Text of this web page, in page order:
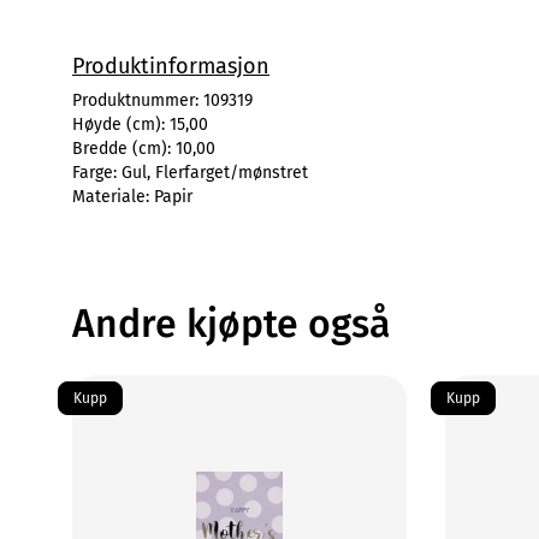
Produktinformasjon
Produktnummer: 109319
Høyde (cm): 15,00
Bredde (cm): 10,00
Farge: Gul, Flerfarget/mønstret
Materiale: Papir
Andre kjøpte også
Kupp Kupp